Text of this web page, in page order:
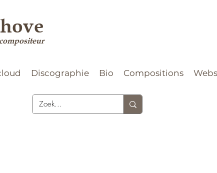
compositeur
Discographie Bio Compositions